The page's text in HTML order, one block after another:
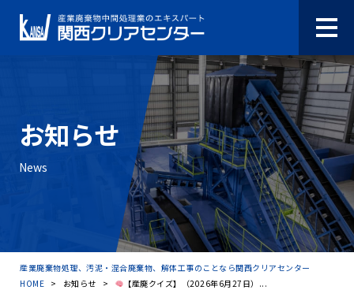
お知らせ
News
産業廃棄物処理、汚泥・混合廃棄物、解体工事のことなら関西クリアセンター
HOME > お知らせ > 【産廃クイズ】（2026年6月27日）...